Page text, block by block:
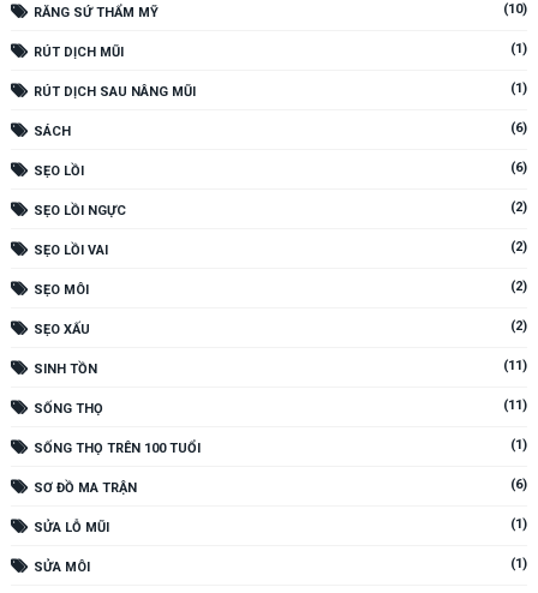
RĂNG SỨ THẨM MỸ (10)
RÚT DỊCH MŨI (1)
RÚT DỊCH SAU NÂNG MŨI (1)
SÁCH (6)
SẸO LỒI (6)
SẸO LỒI NGỰC (2)
SẸO LỒI VAI (2)
SẸO MÔI (2)
SẸO XẤU (2)
SINH TỒN (11)
SỐNG THỌ (11)
SỐNG THỌ TRÊN 100 TUỔI (1)
SƠ ĐỒ MA TRẬN (6)
SỬA LỖ MŨI (1)
SỬA MÔI (1)